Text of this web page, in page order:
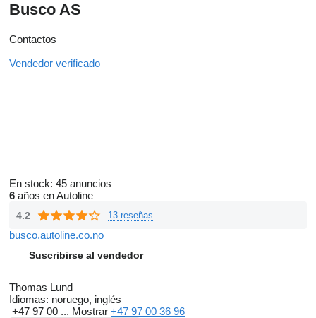
Busco AS
Contactos
Vendedor verificado
En stock: 45 anuncios
6 años en Autoline
4.2 13 reseñas
busco.autoline.co.no
Suscribirse al vendedor
Thomas Lund
Idiomas: noruego, inglés
+47 97 00 ... Mostrar +47 97 00 36 96